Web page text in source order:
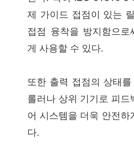
제 가이드 접점이 있는
접점 융착을 방지함으
게 사용할 수 있다.
또한 출력 접점의 상태
롤러나 상위 기기로 피드
어 시스템을 더욱 안전하
다.